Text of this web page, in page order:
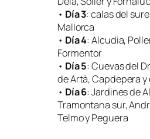
• Día 3: calas del
Mallorca
• Día 4: Alcudia,
Formentor
• Día 5: Cuevas del
de Artà, Capdepera
• Día 6: Jardines de
Tramontana sur,
Telmo y Peguera